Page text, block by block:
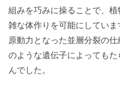
組みを巧みに操ることで、
雑な体作りを可能にしてい
原動力となった並層分裂の
のような遺伝子によっても
んでした。